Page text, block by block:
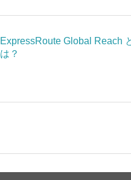
ExpressRoute Global Reach
は？